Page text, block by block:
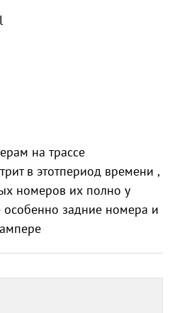
на трассе
в этотпериод времени ,
номеров их полно у
задние номера и